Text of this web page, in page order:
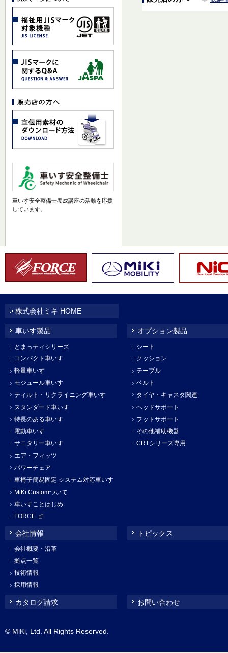
車いす安全整備士養成講座の活動を応援
しています。
株式会社ミキ HOME
車いす製品
とまっティシリーズ
コンパクト車いす
軽量車いす
モジュール車いす
ティルト・リクライニング車いす
スタンダード車いす
特長のある車いす
電動車いす
サニタリー車いす
エア・フィッツ
パワーチェア
車椅子簡易固定 システム対応車いす
MiKi Customついて
車いすことはじめ
FORCE
オプション製品
シート
クッション
テーブル
ベルト
タイヤ・キャスタ関連
ヘッドサポート
フットサポート
その他補助機器
CRTシリーズ専用
会社情報
会社概要・沿革
拠点一覧
技術情報
採用情報
トピックス
カタログ請求 お問い合わせ
© MiKi, Ltd. All Rights Reserved.